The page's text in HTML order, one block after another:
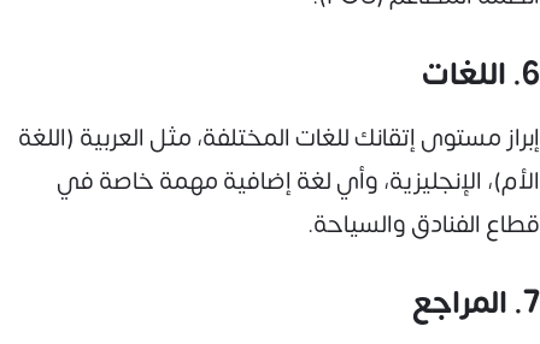
6. اللغات
إبراز مستوى إتقانك للغات المختلفة، مثل العربية (اللغة
الأم)، الإنجليزية، وأي لغة إضافية مهمة خاصة في
قطاع الفنادق والسياحة.
7. المراجع